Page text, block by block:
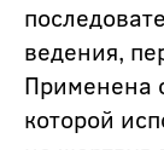
ведения,
Применена
которой